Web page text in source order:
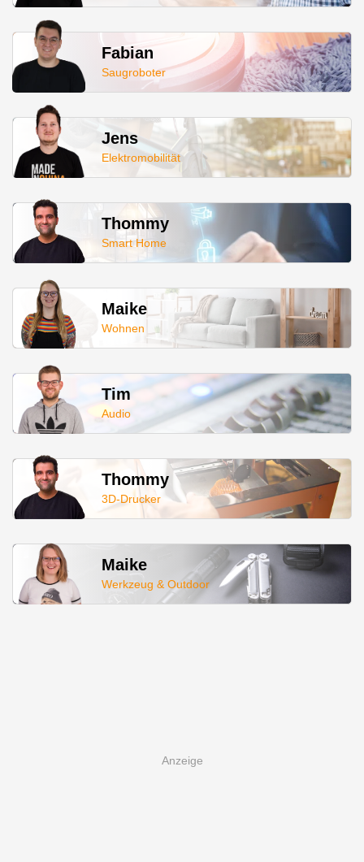
Fabian
Saugroboter
Jens
Elektromobilität
Thommy
Smart Home
Maike
Wohnen
Tim
Audio
Thommy
3D-Drucker
Maike
Werkzeug & Outdoor